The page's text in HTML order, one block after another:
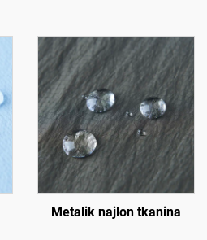
Metalik najlon tkanina